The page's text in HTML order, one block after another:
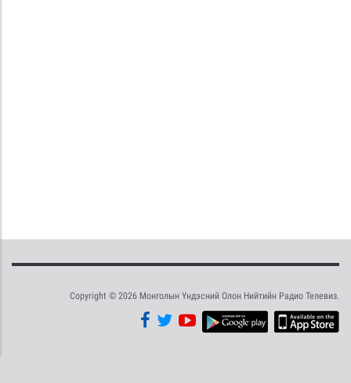
Copyright © 2026 Монголын Үндэсний Олон Нийтийн Радио Телевиз.